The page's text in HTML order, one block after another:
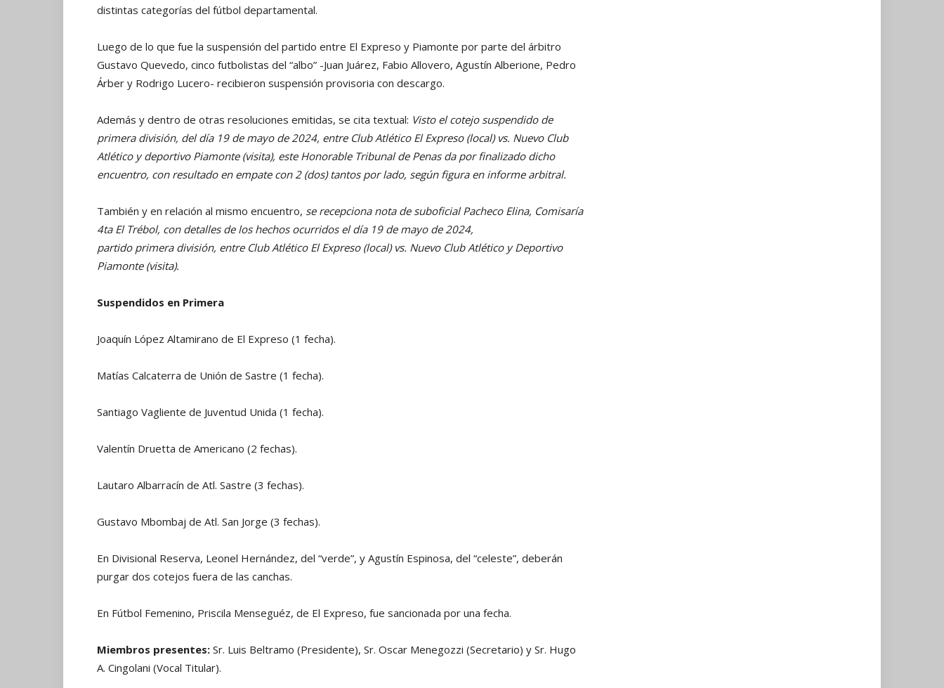
distintas categorías del fútbol departamental.
Luego de lo que fue la suspensión del partido entre El Expreso y Piamonte por parte del árbitro
Gustavo Quevedo, cinco futbolistas del “albo” -Juan Juárez, Fabio Allovero, Agustín Alberione, Pedro
Árber y Rodrigo Lucero- recibieron suspensión provisoria con descargo.
Además y dentro de otras resoluciones emitidas, se cita textual: Visto el cotejo suspendido de
primera división, del día 19 de mayo de 2024, entre Club Atlético El Expreso (local) vs. Nuevo Club
Atlético y deportivo Piamonte (visita), este Honorable Tribunal de Penas da por finalizado dicho
encuentro, con resultado en empate con 2 (dos) tantos por lado, según figura en informe arbitral.
También y en relación al mismo encuentro, se recepciona nota de suboficial Pacheco Elina, Comisaría
4ta El Trébol, con detalles de los hechos ocurridos el día 19 de mayo de 2024,
partido primera división, entre Club Atlético El Expreso (local) vs. Nuevo Club Atlético y Deportivo
Piamonte (visita).
Suspendidos en Primera
Joaquín López Altamirano de El Expreso (1 fecha).
Matías Calcaterra de Unión de Sastre (1 fecha).
Santiago Vagliente de Juventud Unida (1 fecha).
Valentín Druetta de Americano (2 fechas).
Lautaro Albarracín de Atl. Sastre (3 fechas).
Gustavo Mbombaj de Atl. San Jorge (3 fechas).
En Divisional Reserva, Leonel Hernández, del “verde”, y Agustín Espinosa, del “celeste”, deberán
purgar dos cotejos fuera de las canchas.
En Fútbol Femenino, Priscila Menseguéz, de El Expreso, fue sancionada por una fecha.
Miembros presentes: Sr. Luis Beltramo (Presidente), Sr. Oscar Menegozzi (Secretario) y Sr. Hugo
A. Cingolani (Vocal Titular).